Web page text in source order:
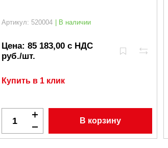
Артикул: 520004 | В наличии
Цена: 85 183,00 с НДС
руб./шт.
Купить в 1 клик
В корзину